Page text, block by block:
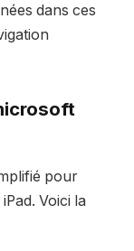
dans ces
pour
Voici la